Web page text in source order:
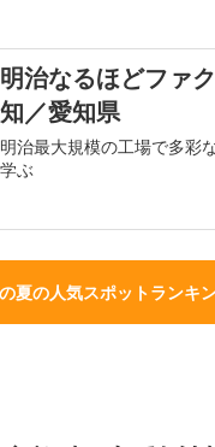
明治なるほどファ
知／愛知県
明治最大規模の工場で多彩
学ぶ
夏の人気スポットランキ